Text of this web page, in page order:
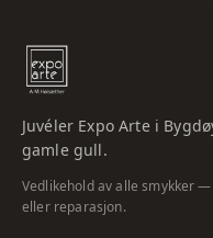
Juvéler Expo Arte i
gamle gull.
Vedlikehold av alle smykker
eller reparasjon.